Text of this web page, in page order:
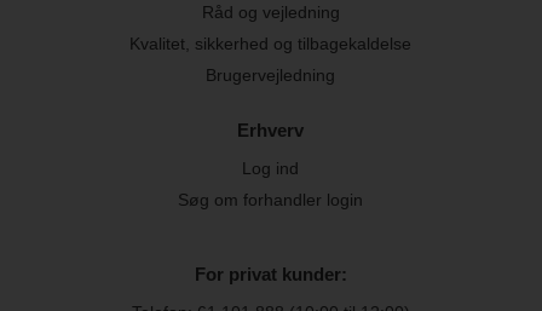
Råd og vejledning
Kvalitet, sikkerhed og tilbagekaldelse
Brugervejledning
Erhverv
Log ind
Søg om forhandler login
For privat kunder: